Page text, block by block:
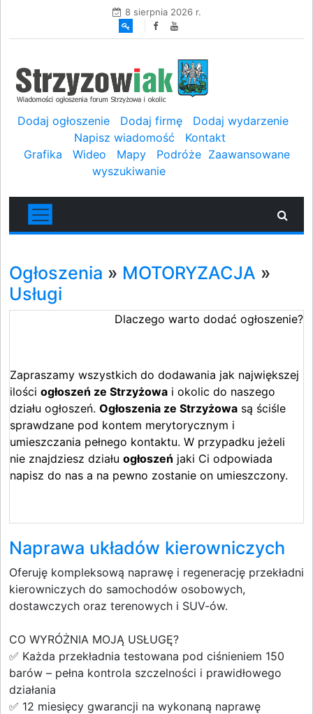
8 sierpnia 2026 r.
Dodaj ogłoszenie Dodaj firmę
Dodaj wydarzenie
Napisz wiadomość
Kontakt
Grafika
Wideo Mapy Podróże Zaawansowane
wyszukiwanie
Ogłoszenia » MOTORYZACJA »
Usługi
Dlaczego warto dodać ogłoszenie?
Zapraszamy wszystkich do dodawania jak największej
ilości ogłoszeń ze Strzyżowa i okolic do naszego
działu ogłoszeń. Ogłoszenia ze Strzyżowa są ściśle
sprawdzane pod kontem merytorycznym i
umieszczania pełnego kontaktu. W przypadku jeżeli
nie znajdziesz działu ogłoszeń jaki Ci odpowiada
napisz do nas a na pewno zostanie on umieszczony.
Naprawa układów kierowniczych
Oferuję kompleksową naprawę i regenerację przekładni
kierowniczych do samochodów osobowych,
dostawczych oraz terenowych i SUV-ów.
CO WYRÓŻNIA MOJĄ USŁUGĘ?
✅ Każda przekładnia testowana pod ciśnieniem 150
barów – pełna kontrola szczelności i prawidłowego
działania
✅ 12 miesięcy gwarancji na wykonaną naprawę